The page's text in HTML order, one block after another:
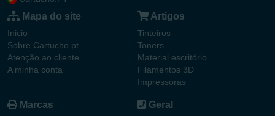
Mapa do site
Inicio
Sobre Cartucho.pt
Atenção ao cliente
A minha conta
Artigos
Tinteiros
Toners
Material escritório
Filamentos 3D
Impressoras
Marcas Geral